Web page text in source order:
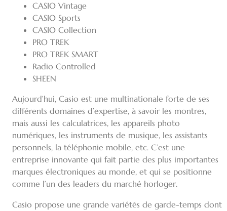
CASIO Vintage
CASIO Sports
CASIO Collection
PRO TREK
PRO TREK SMART
Radio Controlled
SHEEN
Aujourd’hui, Casio est une multinationale forte de ses
différents domaines d’expertise, à savoir les montres,
mais aussi les calculatrices, les appareils photo
numériques, les instruments de musique, les assistants
personnels, la téléphonie mobile, etc. C’est une
entreprise innovante qui fait partie des plus importantes
marques électroniques au monde, et qui se positionne
comme l’un des leaders du marché horloger.
Casio propose une grande variétés de garde-temps dont